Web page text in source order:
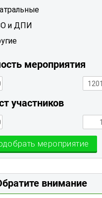
и ДПИ
мероприятия
участников
мероприятие
внимание